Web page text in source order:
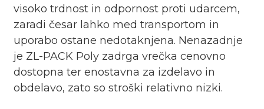
visoko trdnost in odpornost proti udarcem,
zaradi česar lahko med transportom in
uporabo ostane nedotaknjena. Nenazadnje
je ZL-PACK Poly zadrga vrečka cenovno
dostopna ter enostavna za izdelavo in
obdelavo, zato so stroški relativno nizki.